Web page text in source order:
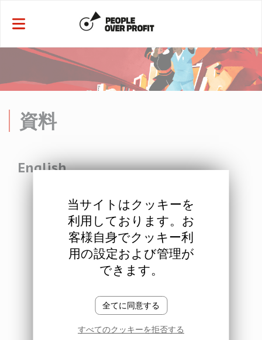
資料
English
Resolution 1: Programme of Action 2023-2028 including
Affiliate Amendments
Resolution 2: Constitution Including Affiliate Amendments
当サイトはクッキーを
利用しております。お
客様自身でクッキー利
用の設定および管理が
できます。
全てに同意する
すべてのクッキーを拒否する